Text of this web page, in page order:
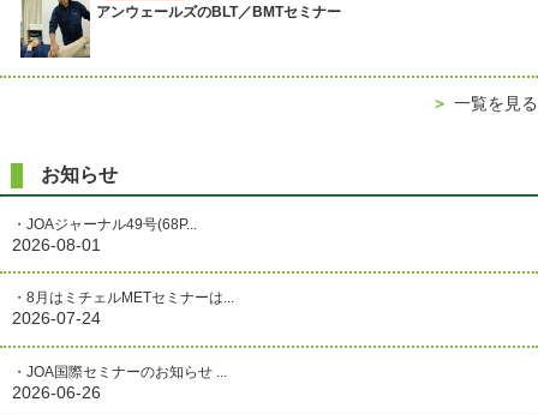
アンウェールズのBLT／BMTセミナー
＞ 一覧を見る
お知らせ
・JOAジャーナル49号(68P...
2026-08-01
・8月はミチェルMETセミナーは...
2026-07-24
・JOA国際セミナーのお知らせ ...
2026-06-26